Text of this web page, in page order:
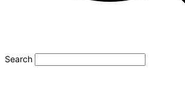
Search